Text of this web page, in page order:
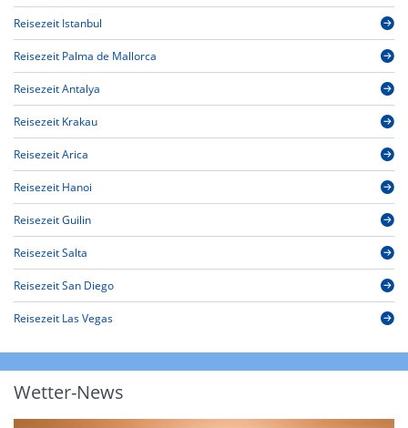
Reisezeit Istanbul
Reisezeit Palma de Mallorca
Reisezeit Antalya
Reisezeit Krakau
Reisezeit Arica
Reisezeit Hanoi
Reisezeit Guilin
Reisezeit Salta
Reisezeit San Diego
Reisezeit Las Vegas
Wetter-News